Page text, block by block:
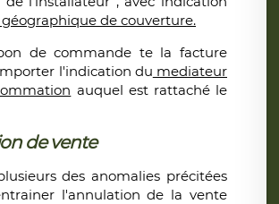
de couverture.
de commande te la facture
l'indication du mediateur
auquel est rattaché le
de vente
des anomalies précitées
l'annulation de la vente